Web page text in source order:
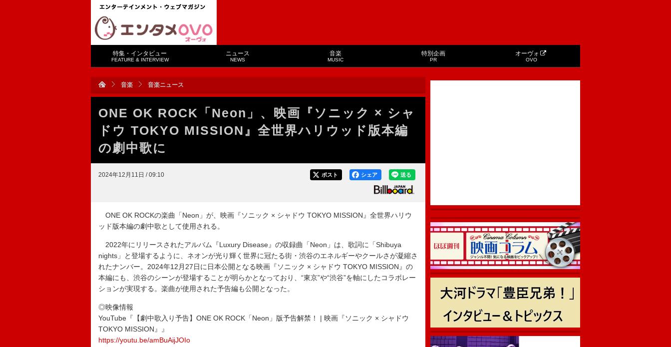
特集・インタビュー
FEATURE & INTERVIEW
ニュース
NEWS
音楽
MUSIC
特別企画
PR
オーヴォ
OVO
音楽 音楽ニュース
ONE OK ROCK「Neon」、映画『ソニック × シャ
ドウ TOKYO MISSION』全世界ハリウッド版本編
の劇中歌に
2024年12月11日 / 09:10 送る
シェア
ポスト
ONE OK ROCKの楽曲「Neon」が、映画『ソニック × シャドウ TOKYO MISSION』全世界ハリウ
ッド版本編の劇中歌として使用される。
2022年にリリースされたアルバム『Luxury Disease』の収録曲「Neon」は、歌詞に「Shibuya
nights」と登場するように、ネオンが光り輝く世界に冠たる街・渋谷のエネルギーやクールさが凝縮さ
れたナンバー。2024年12月27日に日本公開となる映画『ソニック × シャドウ TOKYO MISSION』の
本編にも、渋谷のシーンが登場することが明らかとなっており、“東京”や“渋谷”を軸にしたコラボレー
ションが実現する。楽曲が使用された予告編も公開となった。
◎映像情報
YouTube『【劇中歌入り予告】ONE OK ROCK「Neon」版予告解禁！ | 映画『ソニック × シャドウ
TOKYO MISSION』』
https://youtu.be/amBuAijJOIo